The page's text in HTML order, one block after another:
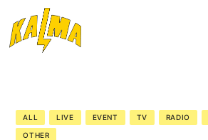
ALL LIVE EVENT TV RADIO
OTHER